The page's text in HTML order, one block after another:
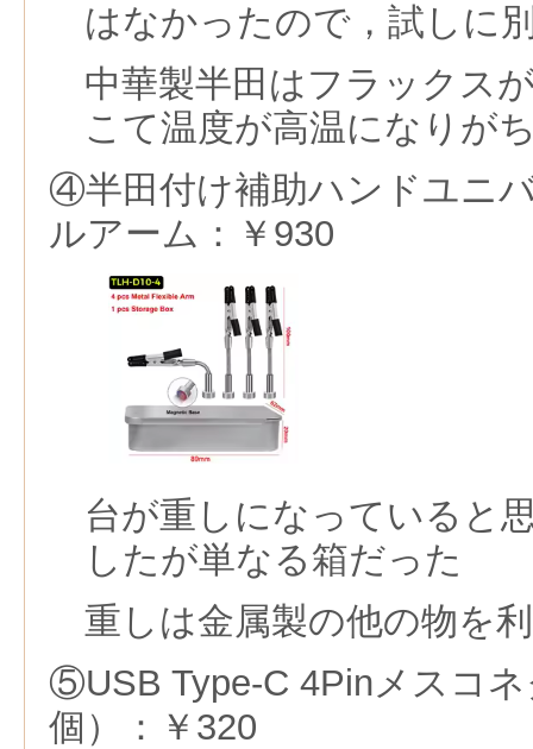
はなかったので，試しに
中華製半田はフラックス
こて温度が高温になりが
④半田付け補助ハンドユニ
ルアーム：￥930
台が重しになっていると
したが単なる箱だった
重しは金属製の他の物を
⑤USB Type-C 4Pinメスコ
個）：￥320